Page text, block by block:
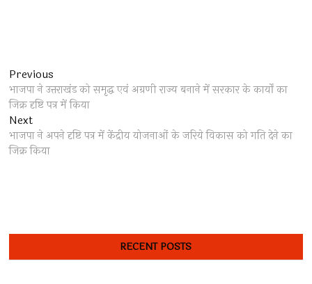
Post
navigation
Previous
post:
भाजपा ने उत्तराखंड को समृद्ध एवं अग्रणी राज्य बनाने में सरकार के कार्यों का
जिक्र दृष्टि पत्र में किया
NextNext
post:
भाजपा ने अपने दृष्टि पत्र में केंद्रीय योजनाओं के जरिये विकास को गति देने का
जिक्र किया
RECENT POSTS